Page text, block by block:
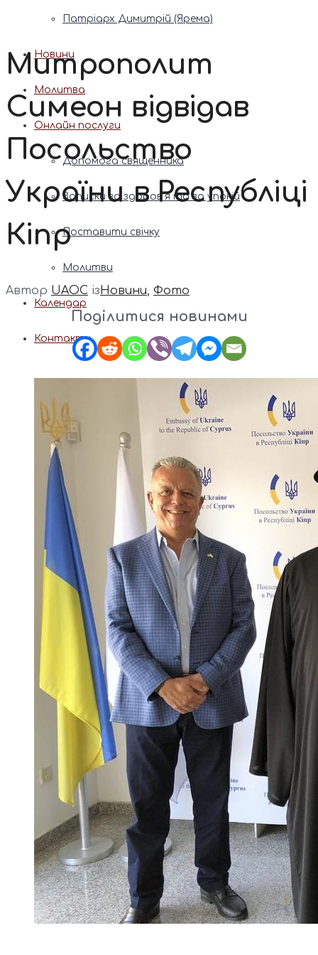
Патріарх Димитрій (Ярема)
Новини
Молитва
Онлайн послуги
Допомога священника
Записки за здоров’я та за упокій
Поставити свічку
Молитви
Календар
Контакти
Митрополит
Симеон відвідав
Посольство
України в Республіці
Кіпр
Автор UAOC ізНовини, Фото
Поділитися новинами